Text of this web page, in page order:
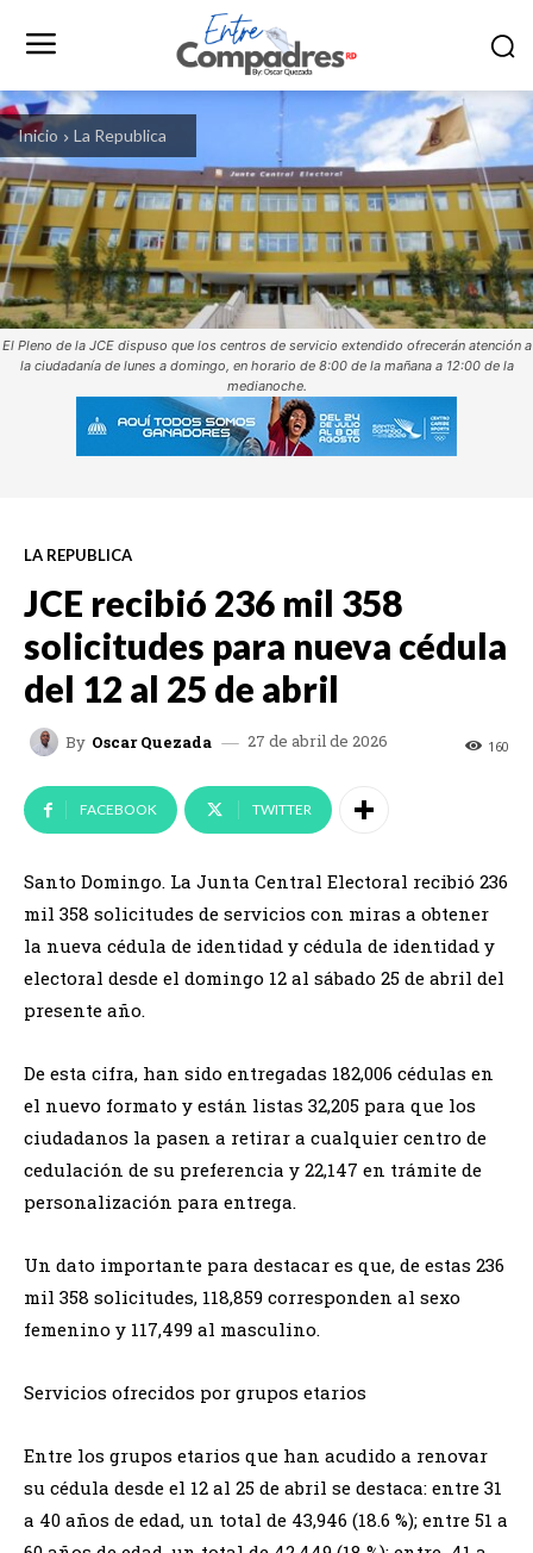
Inicio La Republica
El Pleno de la JCE dispuso que los centros de servicio extendido ofrecerán atención a
la ciudadanía de lunes a domingo, en horario de 8:00 de la mañana a 12:00 de la
medianoche.
LA REPUBLICA
JCE recibió 236 mil 358
solicitudes para nueva cédula
del 12 al 25 de abril
By Oscar Quezada 27 de abril de 2026 160
FACEBOOK TWITTER
Santo Domingo. La Junta Central Electoral recibió 236
mil 358 solicitudes de servicios con miras a obtener
la nueva cédula de identidad y cédula de identidad y
electoral desde el domingo 12 al sábado 25 de abril del
presente año.
De esta cifra, han sido entregadas 182,006 cédulas en
el nuevo formato y están listas 32,205 para que los
ciudadanos la pasen a retirar a cualquier centro de
cedulación de su preferencia y 22,147 en trámite de
personalización para entrega.
Un dato importante para destacar es que, de estas 236
mil 358 solicitudes, 118,859 corresponden al sexo
femenino y 117,499 al masculino.
Servicios ofrecidos por grupos etarios
Entre los grupos etarios que han acudido a renovar
su cédula desde el 12 al 25 de abril se destaca: entre 31
a 40 años de edad, un total de 43,946 (18.6 %); entre 51 a